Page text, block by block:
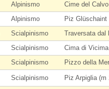
Alpinismo
Cime del
Alpinismo
Piz
Scialpinismo
Traversata dal
Scialpinismo
Cima di
Scialpinismo
Pizzo della
Scialpinismo Piz Arpiglia